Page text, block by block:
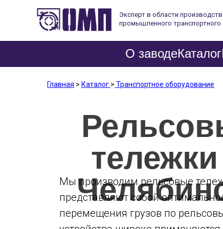
Эксперт в области
промышленного транспортного
О заводеКаталог
Главная > Каталог > Транспортное оборудование
Мы производим рельсовые
представляют собой
перемещения грузов по